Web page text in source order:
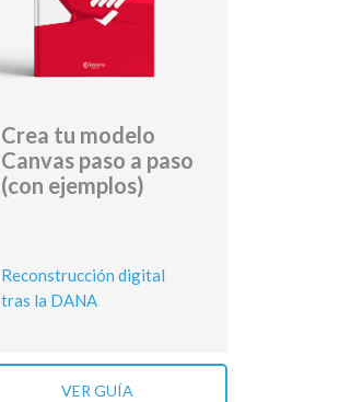
Crea tu modelo
Canvas paso a paso
(con ejemplos)
Reconstrucción digital
tras la DANA
VER GUÍA